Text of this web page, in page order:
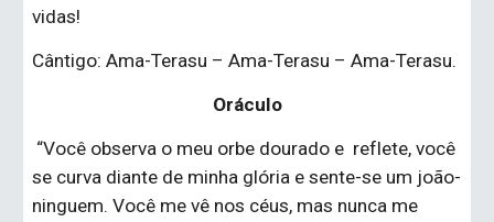
vidas!
Cântigo: Ama-Terasu – Ama-Terasu – Ama-Terasu.
Oráculo
se curva diante de minha glória e sente-se um joão-
ninguem. Você me vê nos céus, mas nunca me